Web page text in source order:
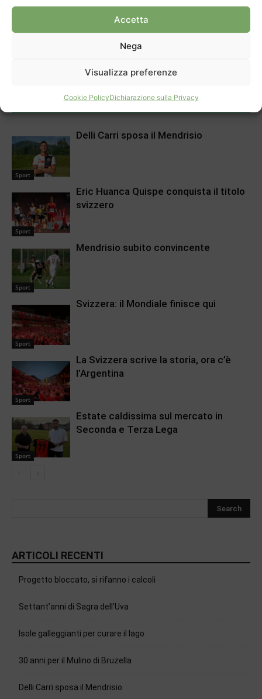
Accetta
Nega
Visualizza preferenze
Cookie PolicyDichiarazione sulla Privacy
ARTICOLI CORRELATI DI PIÙ DELLO STESSO AUTORE
Sport
Delli Carri sposa il Mendrisio
Sport
Eric Huanca Quispe conquista il titolo
svizzero
Sport
Mendrisio subito convincente
Sport
Svizzera: il Mondiale finisce qui
Sport
La Svizzera scrive la storia, ora c’è
l’Argentina
Sport
Estate caldissima sul mercato in
Seconda e Terza Lega
ARTICOLI RECENTI
Progetto bloccato, si rifanno i calcoli
Settant’anni di Sagra dell’Uva
Isole galleggianti per curare il lago
30 anni per il Mulino di Bruzella
Delli Carri sposa il Mendrisio